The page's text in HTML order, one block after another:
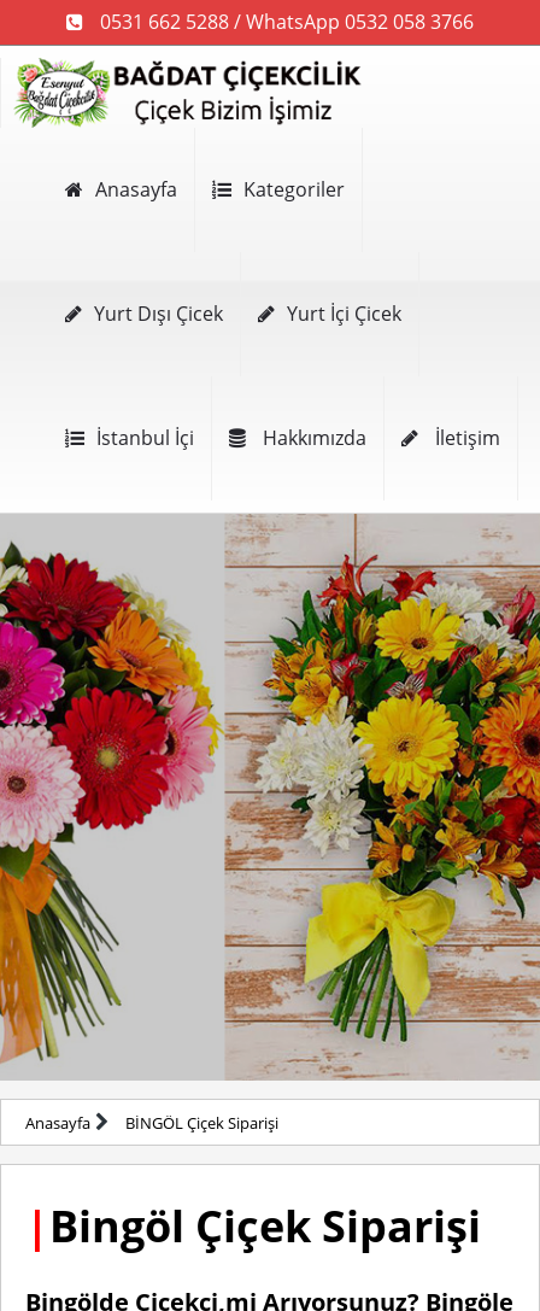
0531 662 5288 / WhatsApp 0532 058 3766
Anasayfa Kategoriler
Yurt Dışı Çicek Yurt İçi Çicek
İstanbul İçi Hakkımızda İletişim
Anasayfa BİNGÖL Çiçek Siparişi
| Bingöl Çiçek Siparişi
Bingölde Çiçekçi,mi Arıyorsunuz? Bingöle